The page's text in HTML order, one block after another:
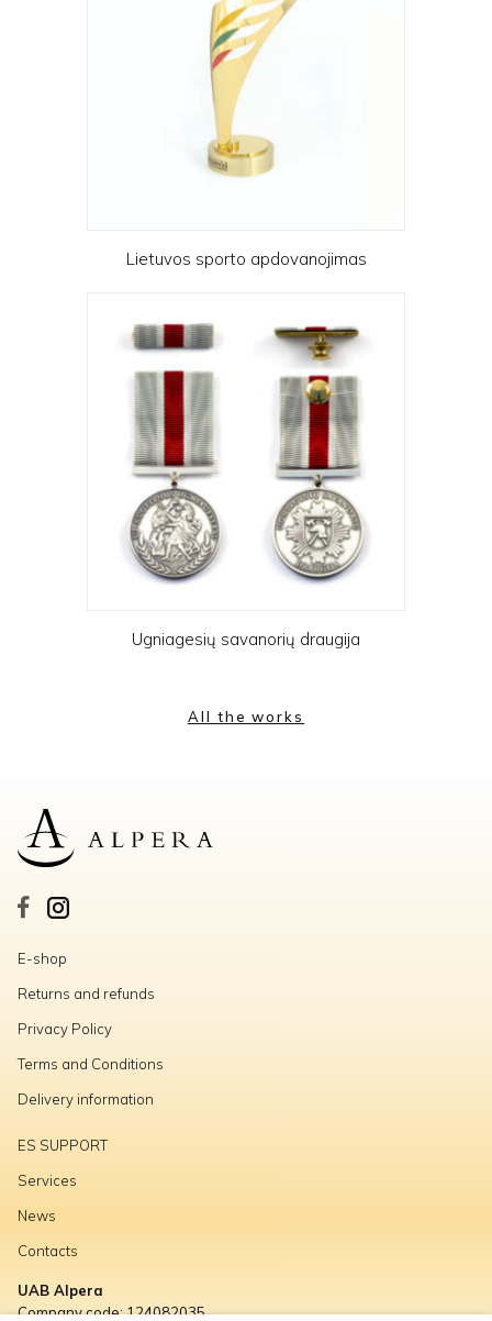
Lietuvos sporto apdovanojimas
Ugniagesių savanorių draugija
All the works
E-shop
Returns and refunds
Privacy Policy
Terms and Conditions
Delivery information
ES SUPPORT
Services
News
Contacts
UAB Alpera
Company code: 124082035